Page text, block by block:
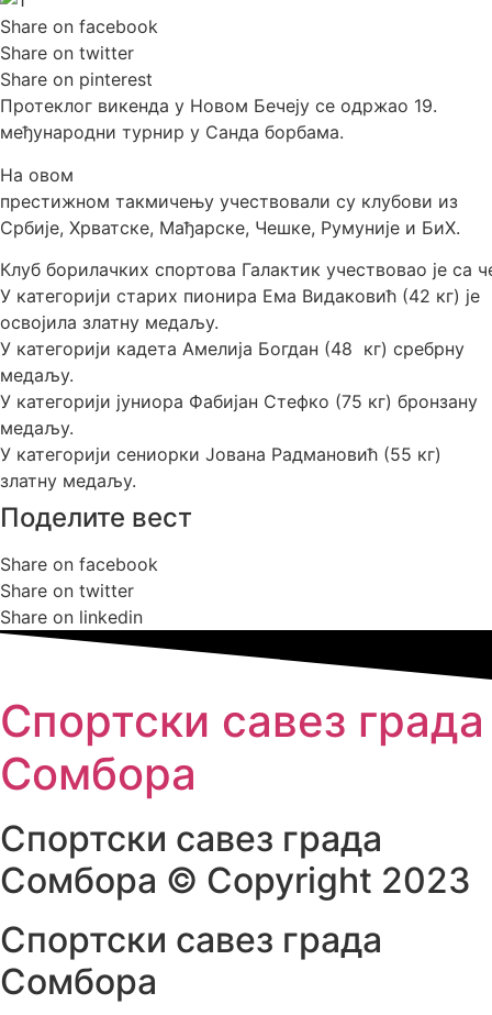
Share on facebook
Share on twitter
Share on pinterest
Протеклог викенда у Новом Бечеју се одржао 19.
међународни турнир у Санда борбама.
На овом
престижном такмичењу учествовали су клубови из
Србије, Хрватске, Мађарске, Чешке, Румуније и БиХ.
Клуб борилачких спортова Галактик учествовао је са
У категорији старих пионира Ема Видаковић (42 кг) је
освојила златну медаљу.
У категорији кадета Амелија Богдан (48 кг) сребрну
медаљу.
У категорији јуниора Фабијан Стефко (75 кг) бронзану
медаљу.
У категорији сениорки Јована Радмановић (55 кг)
златну медаљу.
Поделите вест
Share on facebook
Share on twitter
Share on linkedin
Спортски савез града
Сомбора​
Спортски савез града
Сомбора​ © Copyright 2023
Спортски савез града
Сомбора